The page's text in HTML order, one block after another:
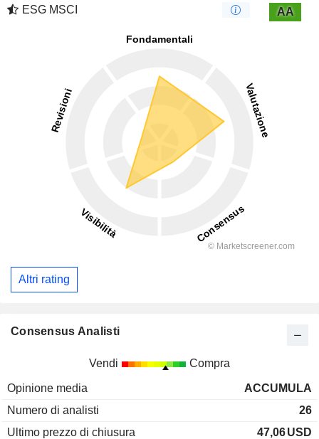
ESG MSCI AA
Altri rating
Consensus Analisti
Vendi Compra
Opinione media
ACCUMULA
Numero di analisti
26
Ultimo prezzo di chiusura
47,06USD